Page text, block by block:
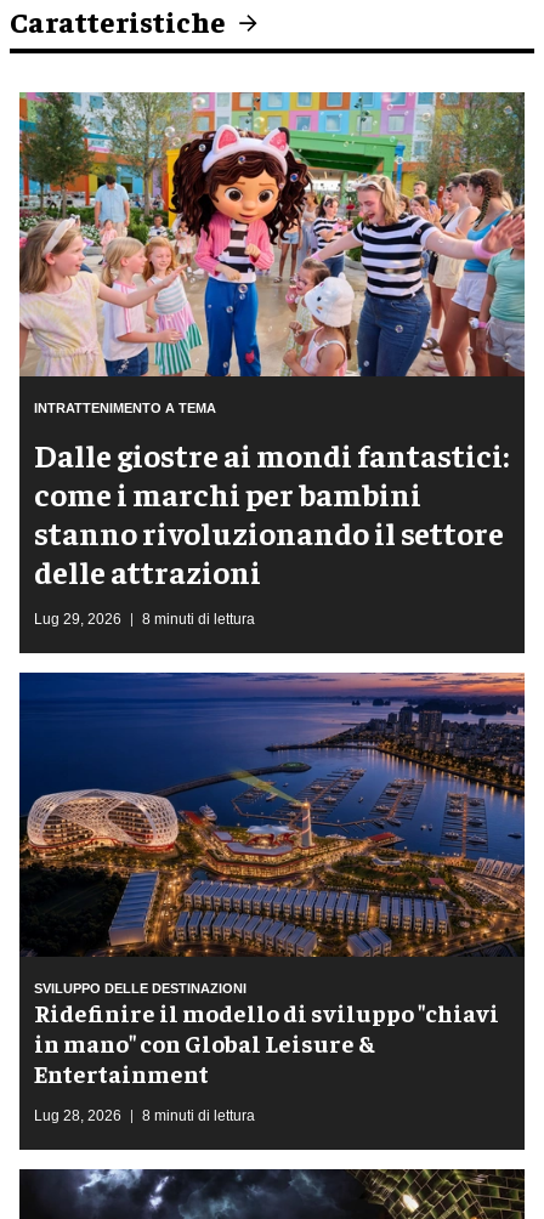
Caratteristiche
INTRATTENIMENTO A TEMA
Dalle giostre ai mondi fantastici:
come i marchi per bambini
stanno rivoluzionando il settore
delle attrazioni
Lug 29, 2026 8 minuti di lettura
SVILUPPO DELLE DESTINAZIONI
​Ridefinire il modello di sviluppo "chiavi
in mano" con Global Leisure &
Entertainment
Lug 28, 2026 8 minuti di lettura